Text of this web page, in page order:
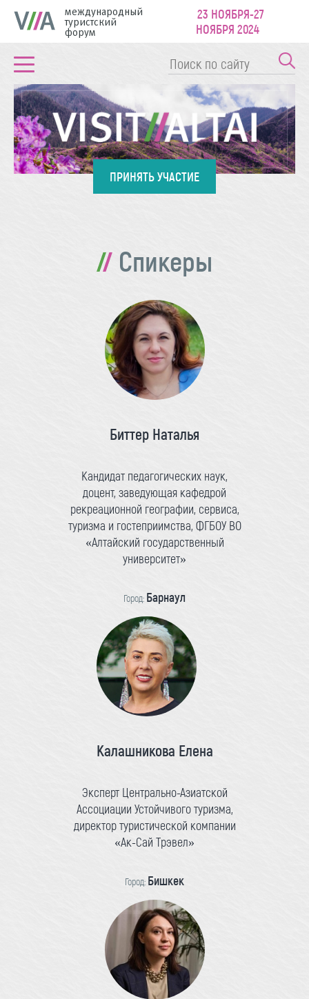
международный
туристский
форум
23 НОЯБРЯ-27
НОЯБРЯ 2024
ПРИНЯТЬ УЧАСТИЕ
Спикеры
Биттер Наталья
Кандидат педагогических наук,
доцент, заведующая кафедрой
рекреационной географии, сервиса,
туризма и гостеприимства, ФГБОУ ВО
«Алтайский государственный
университет»
Город: Барнаул
Калашникова Елена
Эксперт Центрально-Азиатской
Ассоциации Устойчивого туризма,
директор туристической компании
«Ак-Сай Трэвел»
Город: Бишкек